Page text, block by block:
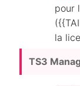
pour
la
TS3